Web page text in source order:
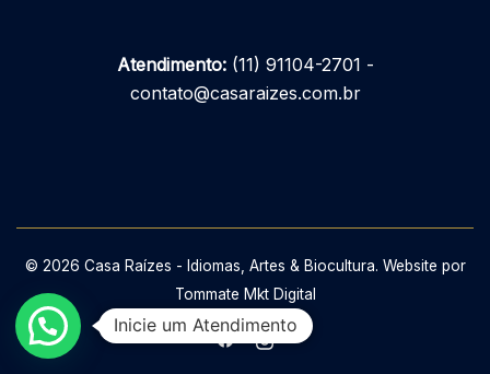
Atendimento: (11) 91104-2701 -
contato@casaraizes.com.br
© 2026 Casa Raízes - Idiomas, Artes & Biocultura. Website por
Tommate Mkt Digital
Inicie um Atendimento